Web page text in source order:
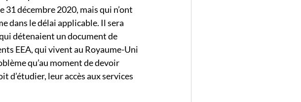
décembre 2020, mais qui n’ont
dans le délai applicable. Il sera
détenaient un document de
EEA, qui vivent au Royaume-Uni
qu’au moment de devoir
d’étudier, leur accès aux services